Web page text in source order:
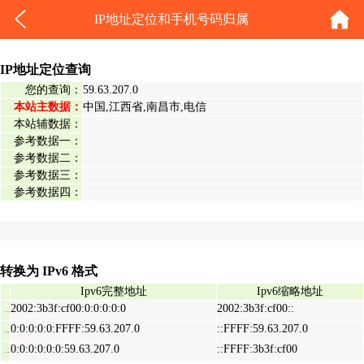
IP地址定位和手机号码归属
IP地址定位查询
您的查询： 59.63.207.0
本站主数据： 中国,江西省,南昌市,电信
本站辅数据：
参考数据一：
参考数据二：
参考数据三：
参考数据四：
转换为 IPv6 格式
Ipv6完整地址 Ipv6缩略地址
2002:3b3f:cf00:0:0:0:0:0 2002:3b3f:cf00::
0:0:0:0:0:FFFF:59.63.207.0 ::FFFF:59.63.207.0
0:0:0:0:0:0:59.63.207.0 ::FFFF:3b3f:cf00